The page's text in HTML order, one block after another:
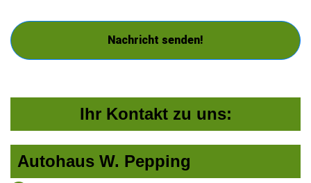
Nachricht senden!
Ihr Kontakt zu uns:
Autohaus W. Pepping